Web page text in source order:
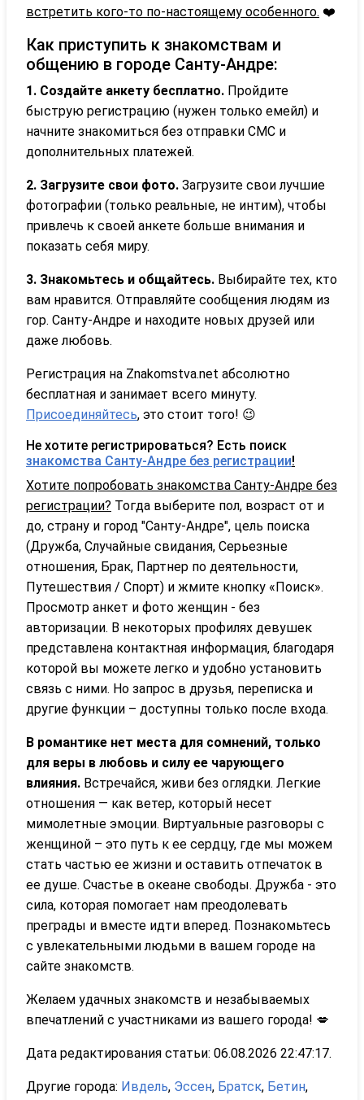
встретить кого-то по-настоящему особенного. ❤️
Как приступить к знакомствам и
общению в городе Санту-Андре:
1. Создайте анкету бесплатно. Пройдите
быструю регистрацию (нужен только емейл) и
начните знакомиться без отправки СМС и
дополнительных платежей.
2. Загрузите свои фото. Загрузите свои лучшие
фотографии (только реальные, не интим), чтобы
привлечь к своей анкете больше внимания и
показать себя миру.
3. Знакомьтесь и общайтесь. Выбирайте тех, кто
вам нравится. Отправляйте сообщения людям из
гор. Санту-Андре и находите новых друзей или
даже любовь.
Регистрация на Znakomstva.net абсолютно
бесплатная и занимает всего минуту.
Присоединяйтесь, это стоит того! 😉
Не хотите регистрироваться? Есть поиск
знакомства Санту-Андре без регистрации!
Хотите попробовать знакомства Санту-Андре без
регистрации? Тогда выберите пол, возраст от и
до, страну и город "Санту-Андре", цель поиска
(Дружба, Случайные свидания, Серьезные
отношения, Брак, Партнер по деятельности,
Путешествия / Спорт) и жмите кнопку «Поиск».
Просмотр анкет и фото женщин - без
авторизации. В некоторых профилях девушек
представлена контактная информация, благодаря
которой вы можете легко и удобно установить
связь с ними. Но запрос в друзья, переписка и
другие функции – доступны только после входа.
В романтике нет места для сомнений, только
для веры в любовь и силу ее чарующего
влияния. Встречайся, живи без оглядки. Легкие
отношения — как ветер, который несет
мимолетные эмоции. Виртуальные разговоры с
женщиной – это путь к ее сердцу, где мы можем
стать частью ее жизни и оставить отпечаток в
ее душе. Счастье в океане свободы. Дружба - это
сила, которая помогает нам преодолевать
преграды и вместе идти вперед. Познакомьтесь
с увлекательными людьми в вашем городе на
сайте знакомств.
Желаем удачных знакомств и незабываемых
впечатлений с участниками из вашего города! 💋
Дата редактирования статьи: 06.08.2026 22:47:17.
Другие города: Ивдель, Эссен, Братск, Бетин,